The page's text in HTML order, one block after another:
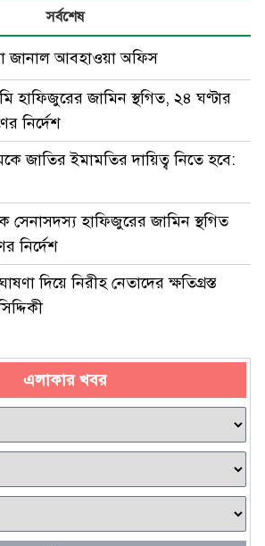
সর্বশেষ
যা জানাল আবহাওয়া অফিস
হাফিজুরের জামিন স্থগিত, ২৪ ঘণ্টার
নির্দেশ
জাতির ইমামতির দায়িত্ব নিতে হবে:
সেনাসদস্য হাফিজুরের জামিন স্থগিত
নির্দেশ
দিয়ে নিরীহ নেতাদের ক্ষতিগ্রস্ত
এলাকার খবর